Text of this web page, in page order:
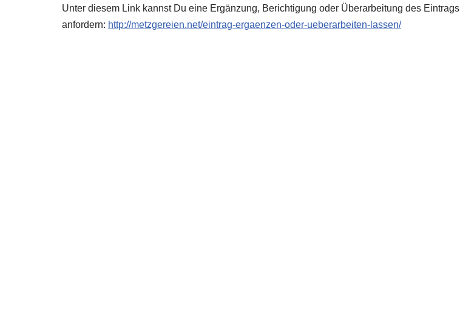
Unter diesem Link kannst Du eine Ergänzung, Berichtigung oder Überarbeitung des Eintrags
anfordern: http://metzgereien.net/eintrag-ergaenzen-oder-ueberarbeiten-lassen/